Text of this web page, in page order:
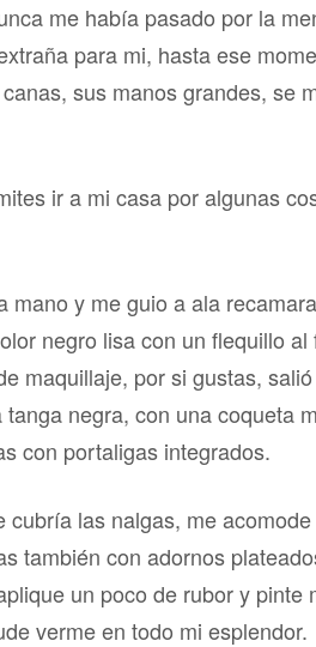
me había pasado por la
para mi, hasta ese
sus manos grandes, se
ir a mi casa por algunas
y me guio a ala
negro lisa con un flequillo
maquillaje, por si gustas,
negra, con una coqueta
con portaligas integrados.
las nalgas, me
también con adornos
un poco de rubor y pinte
verme en todo mi esplendor.